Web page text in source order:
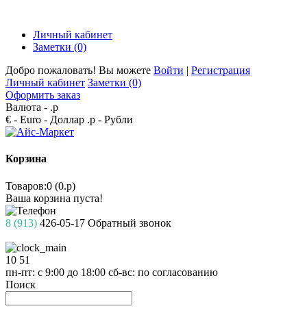
Личный кабинет
Заметки (0)
Добро пожаловать! Вы можете Войти | Регистрация
Личный кабинет Заметки (0)
Оформить заказ
Валюта - .р
€ - Euro - Доллар .р - Рубли
Корзина
Товаров:0 (0.р)
Ваша корзина пуста!
8 (913) 426-05-17 Обратный звонок
10 51
пн-пт: с 9:00 до 18:00 сб-вс: по согласованию
Поиск